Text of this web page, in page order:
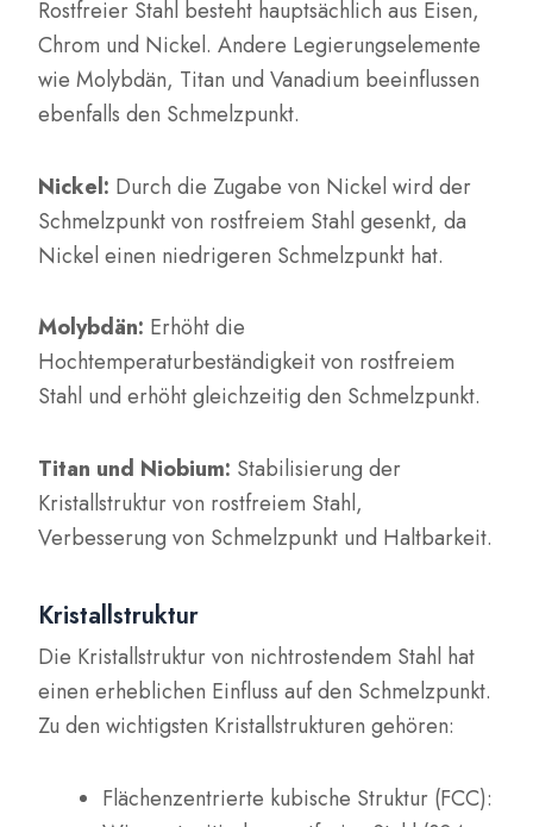
Rostfreier Stahl besteht hauptsächlich aus Eisen,
Chrom und Nickel. Andere Legierungselemente
wie Molybdän, Titan und Vanadium beeinflussen
ebenfalls den Schmelzpunkt.
Nickel: Durch die Zugabe von Nickel wird der
Schmelzpunkt von rostfreiem Stahl gesenkt, da
Nickel einen niedrigeren Schmelzpunkt hat.
Molybdän: Erhöht die
Hochtemperaturbeständigkeit von rostfreiem
Stahl und erhöht gleichzeitig den Schmelzpunkt.
Titan und Niobium: Stabilisierung der
Kristallstruktur von rostfreiem Stahl,
Verbesserung von Schmelzpunkt und Haltbarkeit.
Kristallstruktur
Die Kristallstruktur von nichtrostendem Stahl hat
einen erheblichen Einfluss auf den Schmelzpunkt.
Zu den wichtigsten Kristallstrukturen gehören:
Flächenzentrierte kubische Struktur (FCC):